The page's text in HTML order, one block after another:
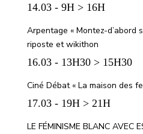
14.03 - 9H > 16H
Arpentage « Montez-d’abord
riposte et wikithon
16.03 - 13H30 > 15H30
Ciné Débat « La maison des
17.03 - 19H > 21H
LE FÉMINISME BLANC AVEC